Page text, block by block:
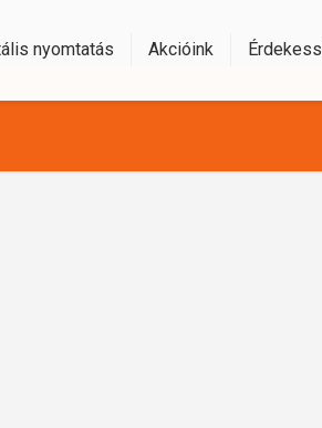
nyomtatás Akcióink